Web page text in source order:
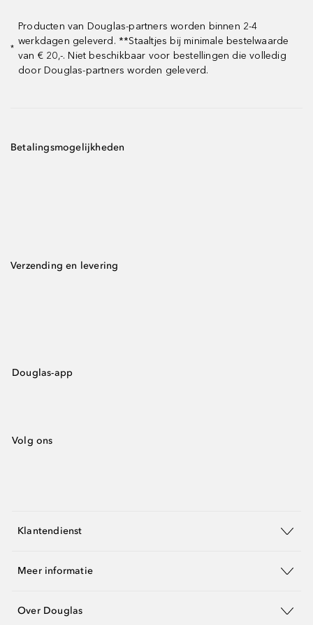
*
Producten van Douglas-partners worden binnen 2-4
werkdagen geleverd. **Staaltjes bij minimale bestelwaarde
van € 20,-. Niet beschikbaar voor bestellingen die volledig
door Douglas-partners worden geleverd.
Betalingsmogelijkheden
Verzending en levering
Douglas-app
Volg ons
Klantendienst
Meer informatie
Over Douglas